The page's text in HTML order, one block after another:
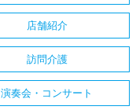
店舗紹介
訪問介護
演奏会・コンサート